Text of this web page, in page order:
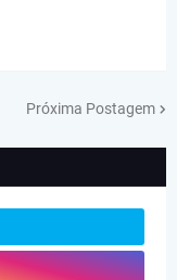
Próxima Postagem